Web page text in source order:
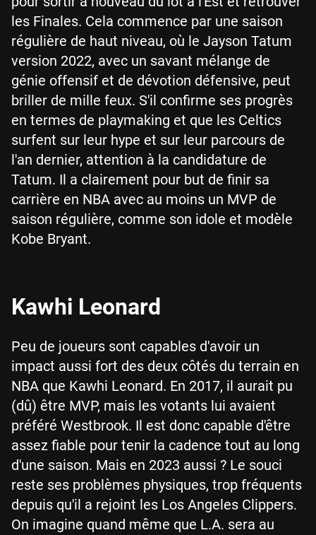
les Finales. Cela commence par une saison
régulière de haut niveau, où le Jayson Tatum
version 2022, avec un savant mélange de
génie offensif et de dévotion défensive, peut
briller de mille feux. S'il confirme ses progrès
en termes de playmaking et que les Celtics
surfent sur leur hype et sur leur parcours de
l'an dernier, attention à la candidature de
Tatum. Il a clairement pour but de finir sa
carrière en NBA avec au moins un MVP de
saison régulière, comme son idole et modèle
Kobe Bryant.
Kawhi Leonard
Peu de joueurs sont capables d'avoir un
impact aussi fort des deux côtés du terrain en
NBA que Kawhi Leonard. En 2017, il aurait pu
(dû) être MVP, mais les votants lui avaient
préféré Westbrook. Il est donc capable d'être
assez fiable pour tenir la cadence tout au long
d'une saison. Mais en 2023 aussi ? Le souci
reste ses problèmes physiques, trop fréquents
depuis qu'il a rejoint les Los Angeles Clippers.
On imagine quand même que L.A. sera au